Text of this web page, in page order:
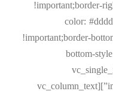
!important;border-
color:
!important;border-
bottom-
img_size=”900×606″ onclick=”zoom”][vc_column_text